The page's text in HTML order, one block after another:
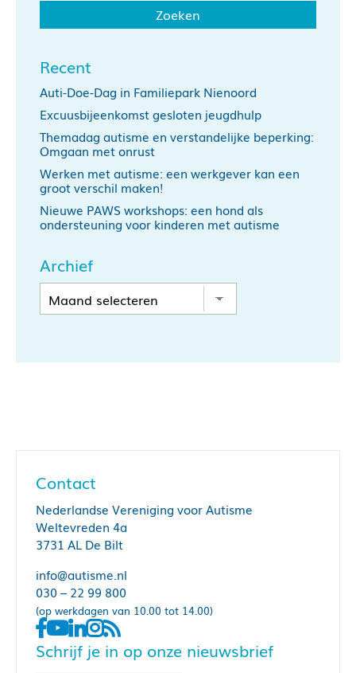
Recent
Auti-Doe-Dag in Familiepark Nienoord
Excuusbijeenkomst gesloten jeugdhulp
Themadag autisme en verstandelijke beperking:
Omgaan met onrust
Werken met autisme: een werkgever kan een
groot verschil maken!
Nieuwe PAWS workshops: een hond als
ondersteuning voor kinderen met autisme
Archief
Contact
Nederlandse Vereniging voor Autisme
Weltevreden 4a
3731 AL De Bilt
info@autisme.nl
030 – 22 99 800
(op werkdagen van 10.00 tot 14.00)
Schrijf je in op onze nieuwsbrief